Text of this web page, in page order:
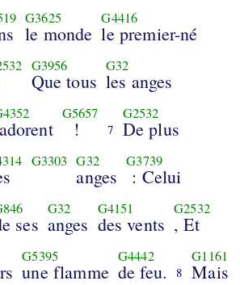
G3625
le monde
G4416
le premier-né
G3956
Que tous
G32
les anges
G5657
! 7
G2532
De plus
G3303 G32
anges
G3739
: Celui
ses
G32
anges
G4151
des vents
G2532
, Et
G5395
une flamme
G4442
de feu. 8
G1161
Mais